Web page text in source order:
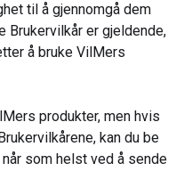
til å gjennomgå dem
Brukervilkår er gjeldende,
å bruke VilMers
produkter, men hvis
kan du be
som helst ved å sende